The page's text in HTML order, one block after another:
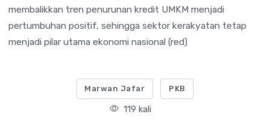
membalikkan tren penurunan kredit UMKM menjadi
pertumbuhan positif, sehingga sektor kerakyatan tetap
menjadi pilar utama ekonomi nasional (red)
Marwan Jafar PKB
119 kali